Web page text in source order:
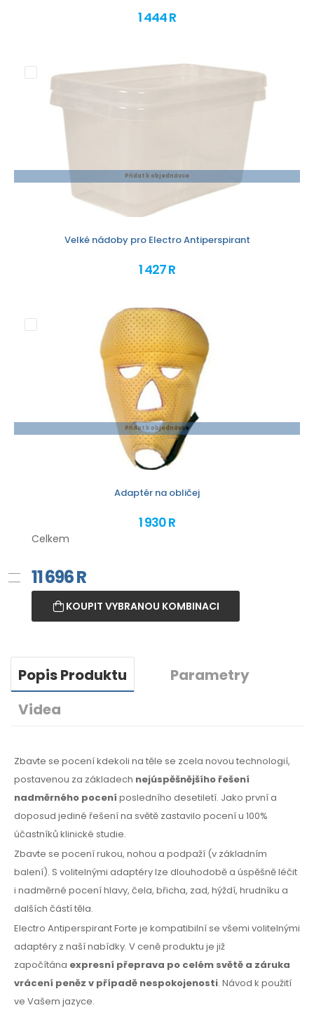
1 444 R
Přidat k objednávce
Velké nádoby pro Electro Antiperspirant
1 427 R
Přidat k objednávce
Adaptér na obličej
1 930 R
Celkem
11 696R
KOUPIT VYBRANOU KOMBINACI
Popis Produktu
Parametry
Videa
Zbavte se pocení kdekoli na těle se zcela novou technologií,
postavenou za základech nejúspěšnějšího řešení
nadměrného pocení posledního desetiletí. Jako první a
doposud jediné řešení na světě zastavilo pocení u 100%
účastníků klinické studie.
Zbavte se pocení rukou, nohou a podpaží (v základním
balení). S volitelnými adaptéry lze dlouhodobě a úspěšně léčit
i nadměrné pocení hlavy, čela, břicha, zad, hýždí, hrudníku a
dalších částí těla.
Electro Antiperspirant Forte je kompatibilní se všemi volitelnými
adaptéry z naší nabídky. V ceně produktu je již
započítána expresní přeprava po celém světě a záruka
vrácení peněz v případě nespokojenosti. Návod k použití
ve Vašem jazyce.